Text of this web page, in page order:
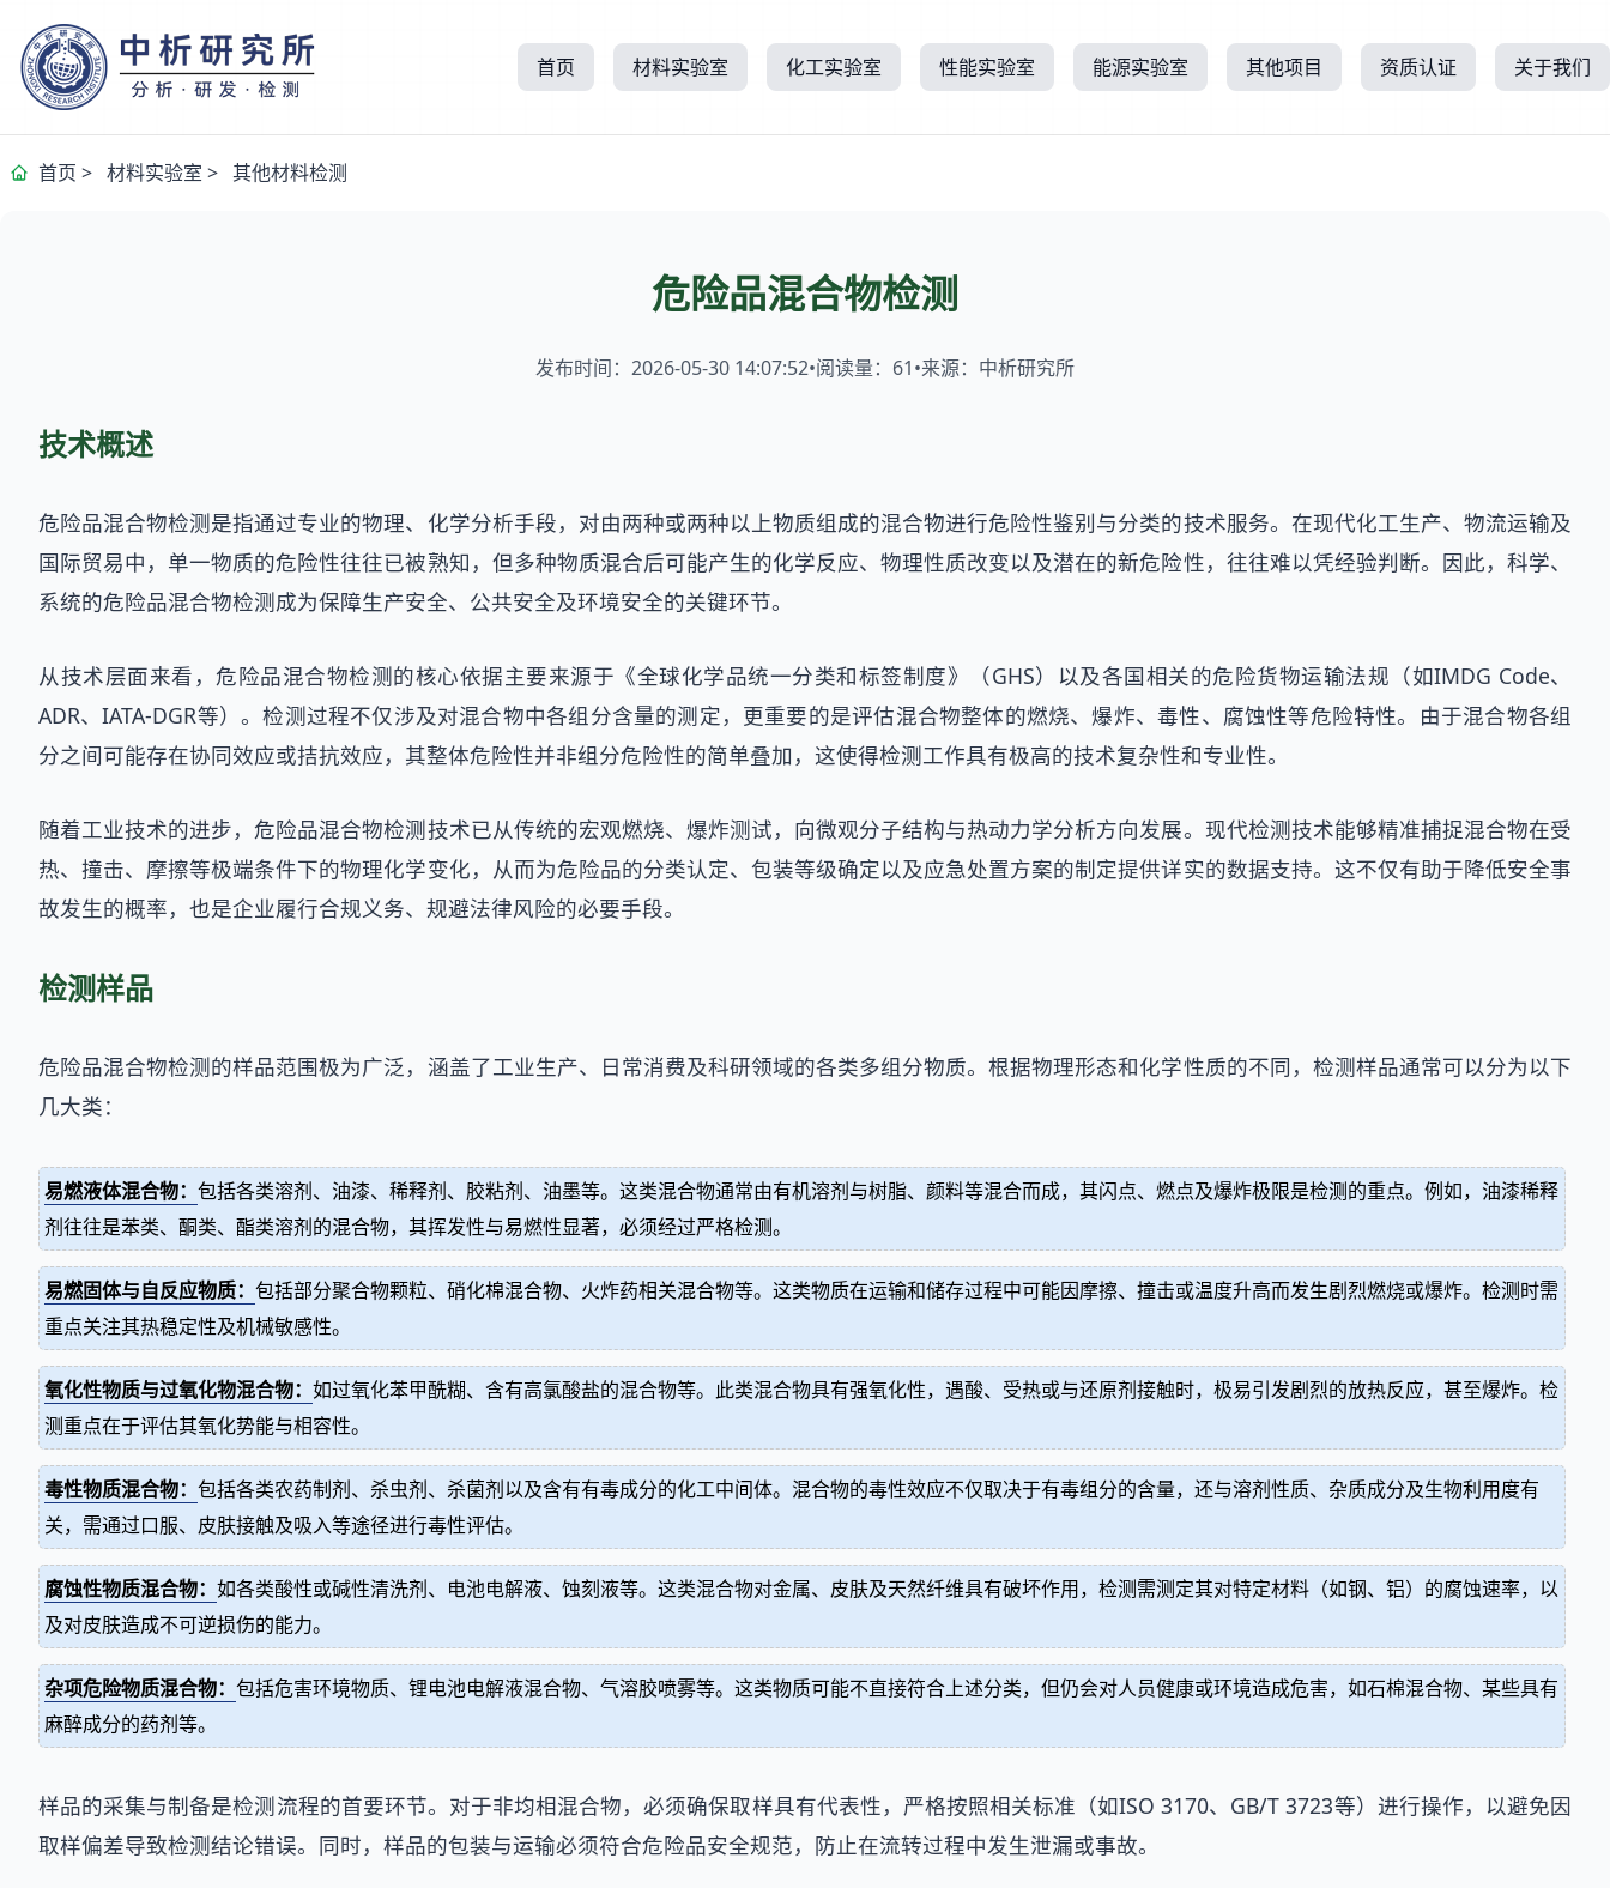
首页 材料实验室 化工实验室 性能实验室 能源实验室 其他项目 资质认证 关于我们
首页 > 材料实验室 > 其他材料检测
危险品混合物检测
发布时间：2026-05-30 14:07:52•阅读量： 61•来源：中析研究所
技术概述
危险品混合物检测是指通过专业的物理、化学分析手段，对由两种或两种以上物质组成的混合物进行危险性鉴别与分类的技术服务。在现代化工生产、物流运输及
国际贸易中，单一物质的危险性往往已被熟知，但多种物质混合后可能产生的化学反应、物理性质改变以及潜在的新危险性，往往难以凭经验判断。因此，科学、
系统的危险品混合物检测成为保障生产安全、公共安全及环境安全的关键环节。
从技术层面来看，危险品混合物检测的核心依据主要来源于《全球化学品统一分类和标签制度》（GHS）以及各国相关的危险货物运输法规（如IMDG Code、
ADR、IATA-DGR等）。检测过程不仅涉及对混合物中各组分含量的测定，更重要的是评估混合物整体的燃烧、爆炸、毒性、腐蚀性等危险特性。由于混合物各组
分之间可能存在协同效应或拮抗效应，其整体危险性并非组分危险性的简单叠加，这使得检测工作具有极高的技术复杂性和专业性。
随着工业技术的进步，危险品混合物检测技术已从传统的宏观燃烧、爆炸测试，向微观分子结构与热动力学分析方向发展。现代检测技术能够精准捕捉混合物在受
热、撞击、摩擦等极端条件下的物理化学变化，从而为危险品的分类认定、包装等级确定以及应急处置方案的制定提供详实的数据支持。这不仅有助于降低安全事
故发生的概率，也是企业履行合规义务、规避法律风险的必要手段。
检测样品
危险品混合物检测的样品范围极为广泛，涵盖了工业生产、日常消费及科研领域的各类多组分物质。根据物理形态和化学性质的不同，检测样品通常可以分为以下
几大类：
易燃液体混合物： 包括各类溶剂、油漆、稀释剂、胶粘剂、油墨等。这类混合物通常由有机溶剂与树脂、颜料等混合而成，其闪点、燃点及爆炸极限是检测的重点。例如，油漆稀释
剂往往是苯类、酮类、酯类溶剂的混合物，其挥发性与易燃性显著，必须经过严格检测。
易燃固体与自反应物质： 包括部分聚合物颗粒、硝化棉混合物、火炸药相关混合物等。这类物质在运输和储存过程中可能因摩擦、撞击或温度升高而发生剧烈燃烧或爆炸。检测时需
重点关注其热稳定性及机械敏感性。
氧化性物质与过氧化物混合物： 如过氧化苯甲酰糊、含有高氯酸盐的混合物等。此类混合物具有强氧化性，遇酸、受热或与还原剂接触时，极易引发剧烈的放热反应，甚至爆炸。检
测重点在于评估其氧化势能与相容性。
毒性物质混合物： 包括各类农药制剂、杀虫剂、杀菌剂以及含有有毒成分的化工中间体。混合物的毒性效应不仅取决于有毒组分的含量，还与溶剂性质、杂质成分及生物利用度有
关，需通过口服、皮肤接触及吸入等途径进行毒性评估。
腐蚀性物质混合物： 如各类酸性或碱性清洗剂、电池电解液、蚀刻液等。这类混合物对金属、皮肤及天然纤维具有破坏作用，检测需测定其对特定材料（如钢、铝）的腐蚀速率，以
及对皮肤造成不可逆损伤的能力。
杂项危险物质混合物： 包括危害环境物质、锂电池电解液混合物、气溶胶喷雾等。这类物质可能不直接符合上述分类，但仍会对人员健康或环境造成危害，如石棉混合物、某些具有
麻醉成分的药剂等。
样品的采集与制备是检测流程的首要环节。对于非均相混合物，必须确保取样具有代表性，严格按照相关标准（如ISO 3170、GB/T 3723等）进行操作，以避免因
取样偏差导致检测结论错误。同时，样品的包装与运输必须符合危险品安全规范，防止在流转过程中发生泄漏或事故。